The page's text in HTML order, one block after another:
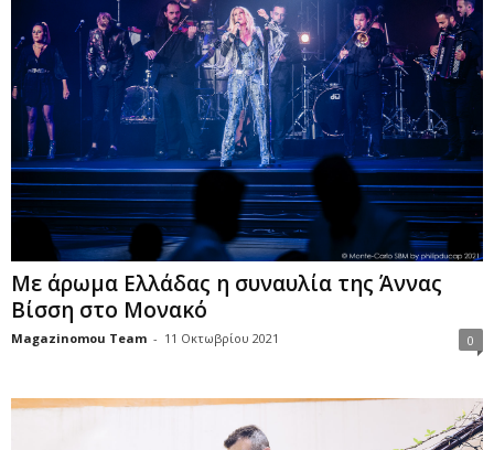
Με άρωμα Ελλάδας η συναυλία της Άννας
Βίσση στο Μονακό
Magazinomou Team - 11 Οκτωβρίου 2021 0